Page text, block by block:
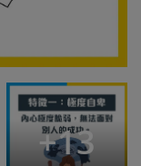
+13